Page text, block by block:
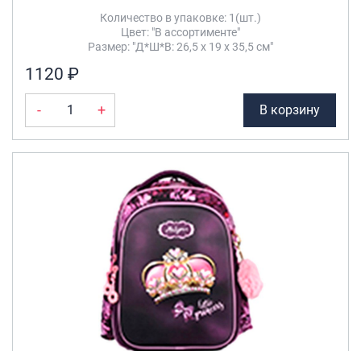
Количество в упаковке: 1(шт.)
Цвет: "В ассортименте"
Размер: "Д*Ш*В: 26,5 х 19 х 35,5 см"
1120 ₽
- + В корзину